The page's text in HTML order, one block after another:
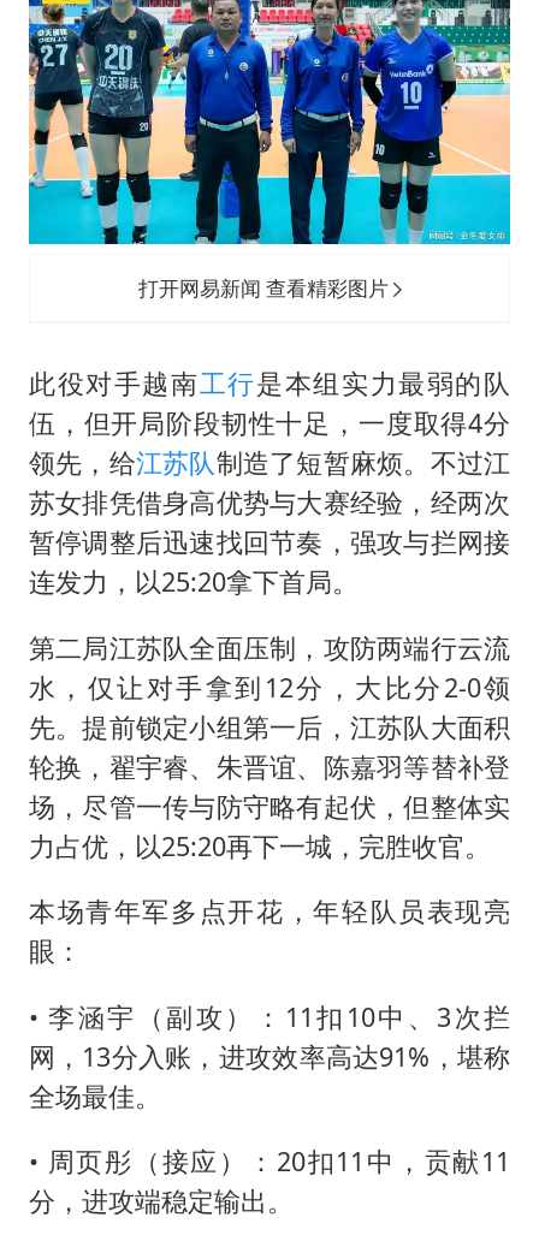
灌溉水坝被隔成鱼塘 村民投诉20余年
奋力开创中国式现代化建设新局面
打开网易新闻 查看精彩图片
此役对手越南工行是本组实力最弱的队
伍，但开局阶段韧性十足，一度取得4分
领先，给江苏队制造了短暂麻烦。不过江
苏女排凭借身高优势与大赛经验，经两次
暂停调整后迅速找回节奏，强攻与拦网接
连发力，以25:20拿下首局。
第二局江苏队全面压制，攻防两端行云流
水，仅让对手拿到12分，大比分2-0领
先。提前锁定小组第一后，江苏队大面积
轮换，翟宇睿、朱晋谊、陈嘉羽等替补登
场，尽管一传与防守略有起伏，但整体实
力占优，以25:20再下一城，完胜收官。
本场青年军多点开花，年轻队员表现亮
眼：
• 李涵宇（副攻）：11扣10中、3次拦
网，13分入账，进攻效率高达91%，堪称
全场最佳。
• 周页彤（接应）：20扣11中，贡献11
分，进攻端稳定输出。